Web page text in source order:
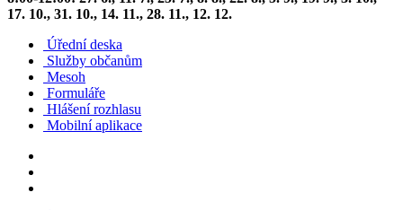
17. 10., 31. 10., 14. 11., 28. 11., 12. 12.
Úřední deska
Služby občanům
Mesoh
Formuláře
Hlášení rozhlasu
Mobilní aplikace